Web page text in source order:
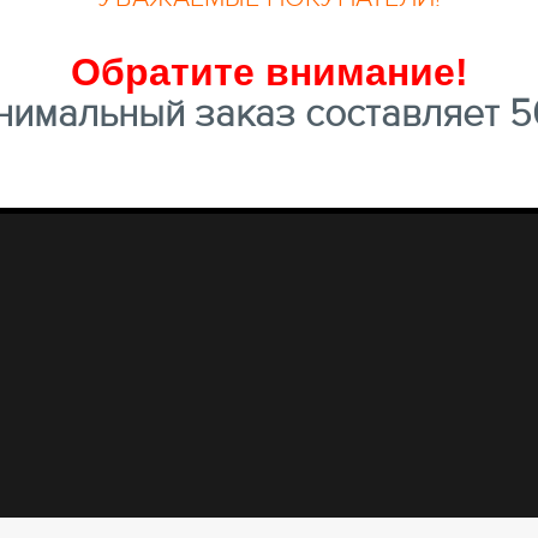
Обратите внимание!
заказ составляет